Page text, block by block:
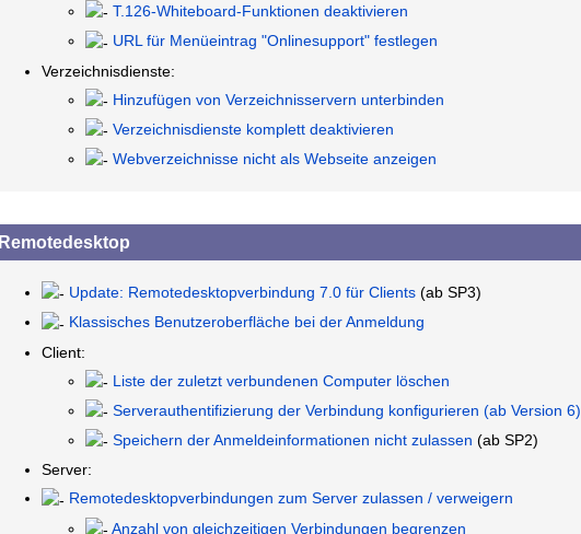
T.126-Whiteboard-Funktionen deaktivieren
URL für Menüeintrag "Onlinesupport" festlegen
Verzeichnisdienste:
Hinzufügen von Verzeichnisservern unterbinden
Verzeichnisdienste komplett deaktivieren
Webverzeichnisse nicht als Webseite anzeigen
Remotedesktop
Update: Remotedesktopverbindung 7.0 für Clients (ab SP3)
Klassisches Benutzeroberfläche bei der Anmeldung
Client:
Liste der zuletzt verbundenen Computer löschen
Serverauthentifizierung der Verbindung konfigurieren (ab Version 6)
Speichern der Anmeldeinformationen nicht zulassen (ab SP2)
Server:
Remotedesktopverbindungen zum Server zulassen / verweigern
Anzahl von gleichzeitigen Verbindungen begrenzen